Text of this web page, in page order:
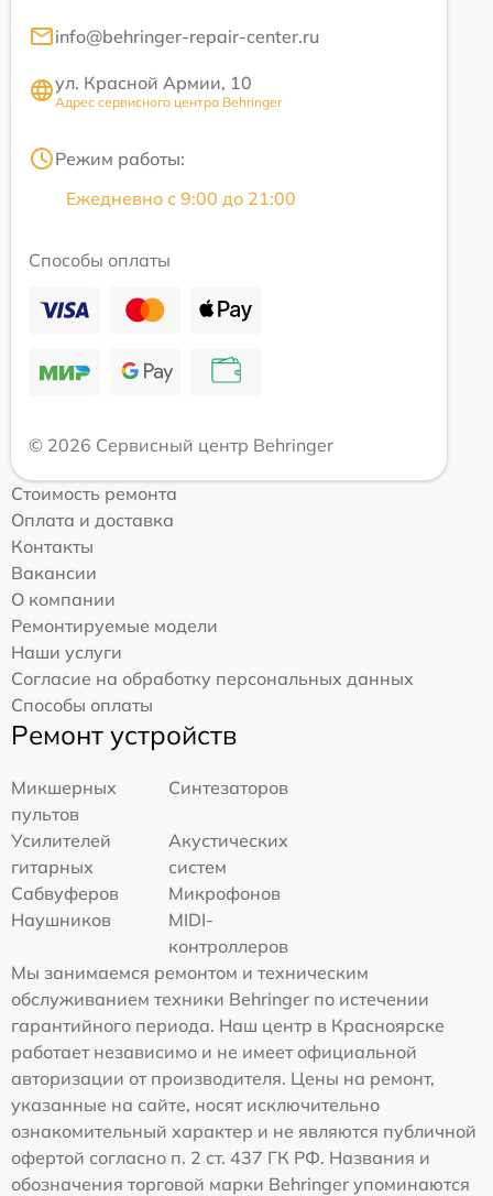
info@behringer-repair-center.ru
ул. Красной Армии, 10
Адрес сервисного центра Behringer
Режим работы:
Ежедневно с 9:00 до 21:00
Способы оплаты
© 2026 Сервисный центр Behringer
Стоимость ремонта
Оплата и доставка
Контакты
Вакансии
О компании
Ремонтируемые модели
Наши услуги
Согласие на обработку персональных данных
Способы оплаты
Ремонт устройств
Микшерных
пультов
Синтезаторов
Усилителей
гитарных
Акустических
систем
Сабвуферов
Микрофонов
Наушников
MIDI-
контроллеров
Мы занимаемся ремонтом и техническим
обслуживанием техники Behringer по истечении
гарантийного периода. Наш центр в Красноярске
работает независимо и не имеет официальной
авторизации от производителя. Цены на ремонт,
указанные на сайте, носят исключительно
ознакомительный характер и не являются публичной
офертой согласно п. 2 ст. 437 ГК РФ. Названия и
обозначения торговой марки Behringer упоминаются